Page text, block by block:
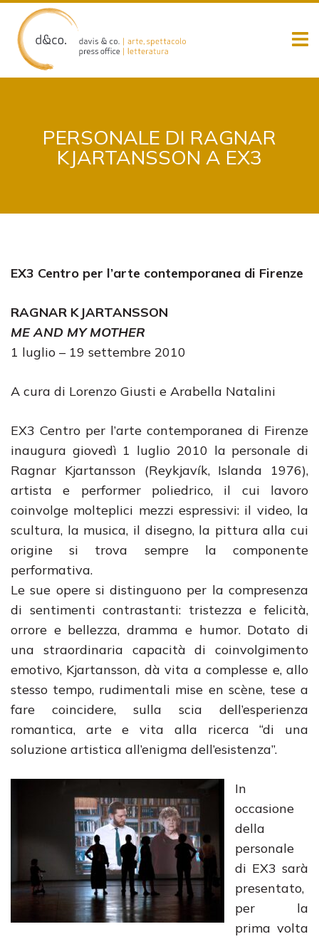
content
PERSONALE DI RAGNAR
KJARTANSSON A EX3
EX3 Centro per l’arte contemporanea di Firenze
RAGNAR KJARTANSSON
ME AND MY MOTHER
1 luglio – 19 settembre 2010
A cura di Lorenzo Giusti e Arabella Natalini
EX3 Centro per l’arte contemporanea di Firenze
inaugura giovedì 1 luglio 2010 la personale di
Ragnar Kjartansson (Reykjavík, Islanda 1976),
artista e performer poliedrico, il cui lavoro
coinvolge molteplici mezzi espressivi: il video, la
scultura, la musica, il disegno, la pittura alla cui
origine si trova sempre la componente
performativa.
Le sue opere si distinguono per la compresenza
di sentimenti contrastanti: tristezza e felicità,
orrore e bellezza, dramma e humor. Dotato di
una straordinaria capacità di coinvolgimento
emotivo, Kjartansson, dà vita a complesse e, allo
stesso tempo, rudimentali mise en scène, tese a
fare coincidere, sulla scia dell’esperienza
romantica, arte e vita alla ricerca “di una
soluzione artistica all’enigma dell’esistenza”.
In
occasione
della
personale
di EX3 sarà
presentato,
per la
prima volta